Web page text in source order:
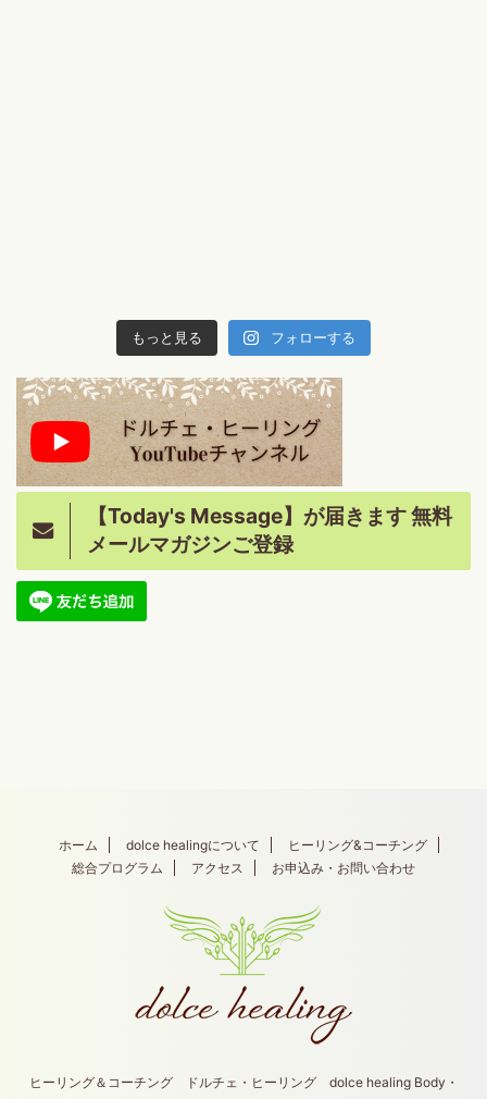
もっと見る フォローする
【Today's Message】が届きます 無料
メールマガジンご登録
ホーム dolce healingについて
ヒーリング&コーチング
総合プログラム
アクセス お申込み・お問い合わせ
ヒーリング＆コーチング ドルチェ・ヒーリング dolce healing Body・